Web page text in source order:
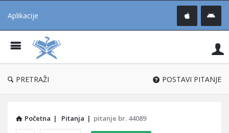
Aplikacije
®
PRETRAŽI POSTAVI PITANJE
Početna | Pitanja | pitanje br. 44089